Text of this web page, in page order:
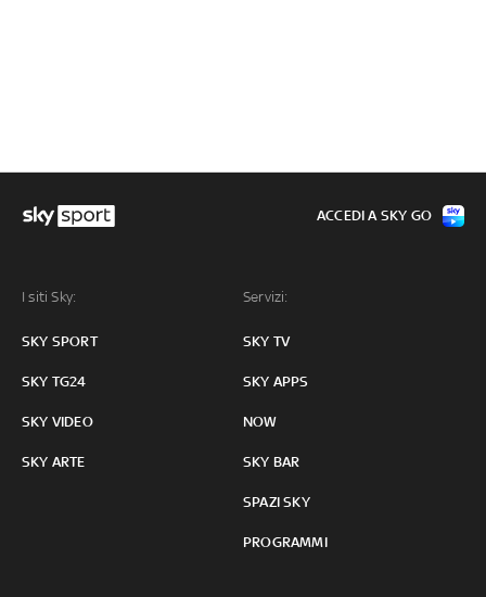
I siti Sky:
SKY SPORT
SKY TG24
SKY VIDEO
SKY ARTE
Servizi:
SKY TV
SKY APPS
NOW
SKY BAR
SPAZI SKY
PROGRAMMI
ACCEDI A SKY GO